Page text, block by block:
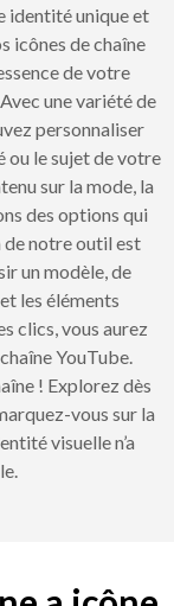
identité unique et
icônes de chaîne
de votre
une variété de
personnaliser
le sujet de votre
sur la mode, la
des options qui
de notre outil est
un modèle, de
les éléments
clics, vous aurez
YouTube.
! Explorez dès
vous sur la
visuelle n’a